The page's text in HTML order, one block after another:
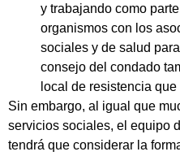
y trabajando como
organismos con los
sociales y de salud
consejo del condado
local de resistencia
Sin embargo, al igual que
servicios sociales, el equipo
tendrá que considerar la